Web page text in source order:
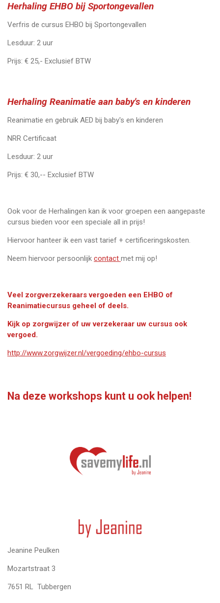
Herhaling EHBO bij Sportongevallen
Verfris de cursus EHBO bij Sportongevallen
Lesduur: 2 uur
Prijs: € 25,- Exclusief BTW
Herhaling Reanimatie aan baby's en kinderen
Reanimatie en gebruik AED bij baby's en kinderen
NRR Certificaat
Lesduur: 2 uur
Prijs: € 30,-- Exclusief BTW
Ook voor de Herhalingen kan ik voor groepen een aangepaste
cursus bieden voor een speciale all in prijs!
Hiervoor hanteer ik een vast tarief + certificeringskosten.
Neem hiervoor persoonlijk contact met mij op!
Veel zorgverzekeraars vergoeden een EHBO of
Reanimatiecursus geheel of deels.
Kijk op zorgwijzer of uw verzekeraar uw cursus ook
vergoed.
http://www.zorgwijzer.nl/vergoeding/ehbo-cursus
Na deze workshops kunt u ook helpen!
Jeanine Peulken
Mozartstraat 3
7651 RL Tubbergen